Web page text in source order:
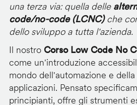
una terza via: quella delle
code/no-code (LCNC)che
dello sviluppo a tutta l'azienda.
Il nostro Corso Low Code No
come un'introduzione
mondo dell'automazione e
applicazioni. Pensato
principianti, offre gli strumenti